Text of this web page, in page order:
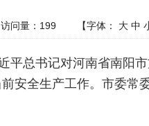
访问量： 199 【字体： 大 中
平总书记对河南省南阳
安全生产工作。市委常